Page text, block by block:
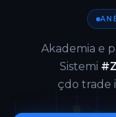
Akademia e
Sistemi
çdo trade